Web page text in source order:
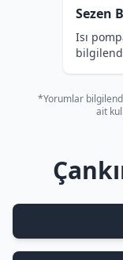
Sezen
Isı
*Yorumlar
ait